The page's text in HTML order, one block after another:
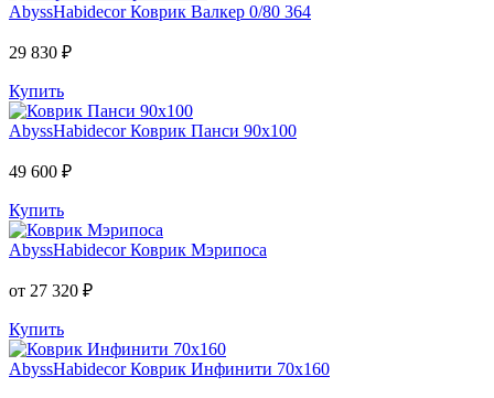
AbyssHabidecor Коврик Валкер 0/80 364
29 830 ₽
Купить
AbyssHabidecor Коврик Панси 90х100
49 600 ₽
Купить
AbyssHabidecor Коврик Мэрипоса
от 27 320 ₽
Купить
AbyssHabidecor Коврик Инфинити 70х160